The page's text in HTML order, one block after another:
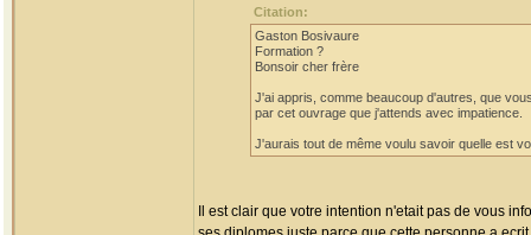
Citation:
Gaston Bosivaure
Formation ?
Bonsoir cher frère
J'ai appris, comme beaucoup d'autres, que
par cet ouvrage que j'attends avec impatience.
J'aurais tout de même voulu savoir quelle est
Il est clair que votre intention n'etait pas de vous